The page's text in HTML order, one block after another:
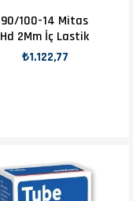
90/100-14 Mitas
Hd 2Mm İç Lastik
₺1.122,77